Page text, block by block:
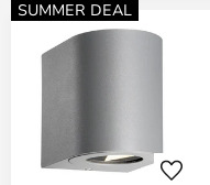
SUMMER DEAL